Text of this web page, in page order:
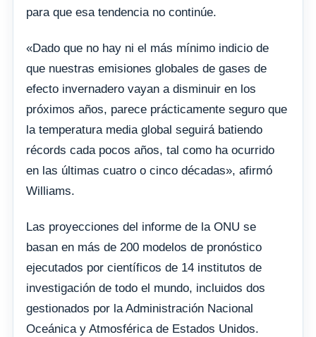
para que esa tendencia no continúe.
«Dado que no hay ni el más mínimo indicio de
que nuestras emisiones globales de gases de
efecto invernadero vayan a disminuir en los
próximos años, parece prácticamente seguro que
la temperatura media global seguirá batiendo
récords cada pocos años, tal como ha ocurrido
en las últimas cuatro o cinco décadas», afirmó
Williams.
Las proyecciones del informe de la ONU se
basan en más de 200 modelos de pronóstico
ejecutados por científicos de 14 institutos de
investigación de todo el mundo, incluidos dos
gestionados por la Administración Nacional
Oceánica y Atmosférica de Estados Unidos.